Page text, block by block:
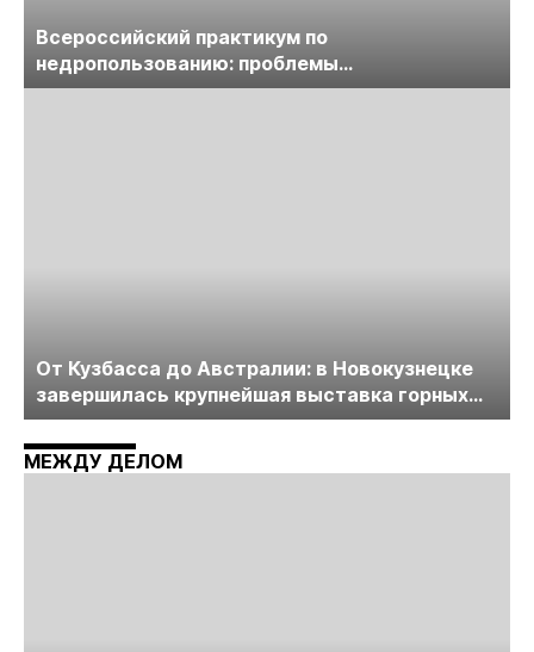
Всероссийский практикум по
недропользованию: проблемы
лицензирования, цифровизации, экспертизы
От Кузбасса до Австралии: в Новокузнецке
завершилась крупнейшая выставка горных
технологий «Недра России. Уголь России и
Майнинг»
МЕЖДУ ДЕЛОМ